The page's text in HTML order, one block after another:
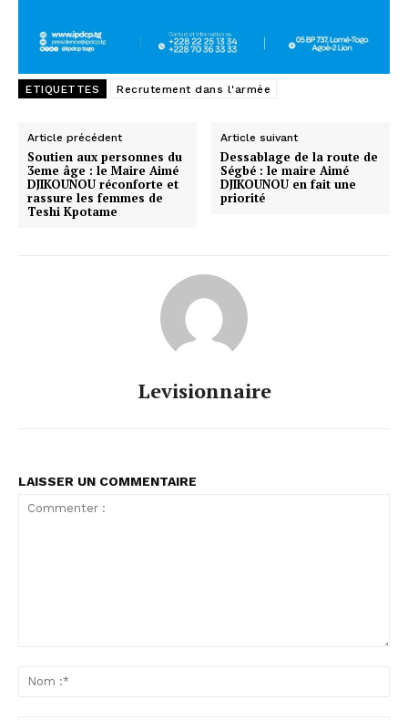
ETIQUETTES Recrutement dans l'armée
Article précédent
Soutien aux personnes du
3eme âge : le Maire Aimé
DJIKOUNOU réconforte et
rassure les femmes de
Teshi Kpotame
Article suivant
Dessablage de la route de
Ségbé : le maire Aimé
DJIKOUNOU en fait une
priorité
Levisionnaire
LAISSER UN COMMENTAIRE